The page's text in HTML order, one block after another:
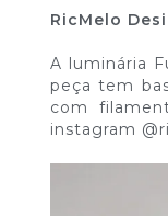
RicMelo
A luminária
peça tem
com
instagram